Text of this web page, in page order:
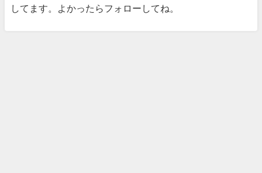
してます。よかったらフォローしてね。